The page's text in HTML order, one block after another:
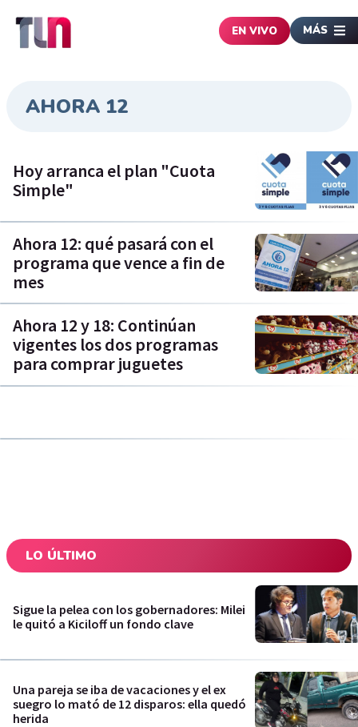
EN VIVO MÁS
AHORA 12
Hoy arranca el plan "Cuota
Simple"
Ahora 12: qué pasará con el
programa que vence a fin de
mes
Ahora 12 y 18: Continúan
vigentes los dos programas
para comprar juguetes
LO ÚLTIMO
Sigue la pelea con los gobernadores: Milei
le quitó a Kiciloff un fondo clave
Una pareja se iba de vacaciones y el ex
suegro lo mató de 12 disparos: ella quedó
herida